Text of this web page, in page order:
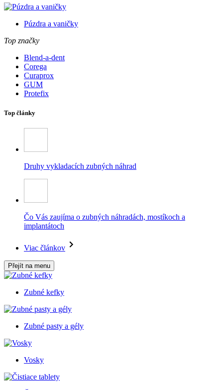
Púzdra a vaničky
Top značky
Blend-a-dent
Corega
Curaprox
GUM
Protefix
Top články
Druhy vykladacích zubných náhrad
Čo Vás zaujíma o zubných náhradách, mostíkoch a
implantátoch
Viac článkov
Přejít na menu
Zubné kefky
Zubné pasty a gély
Vosky